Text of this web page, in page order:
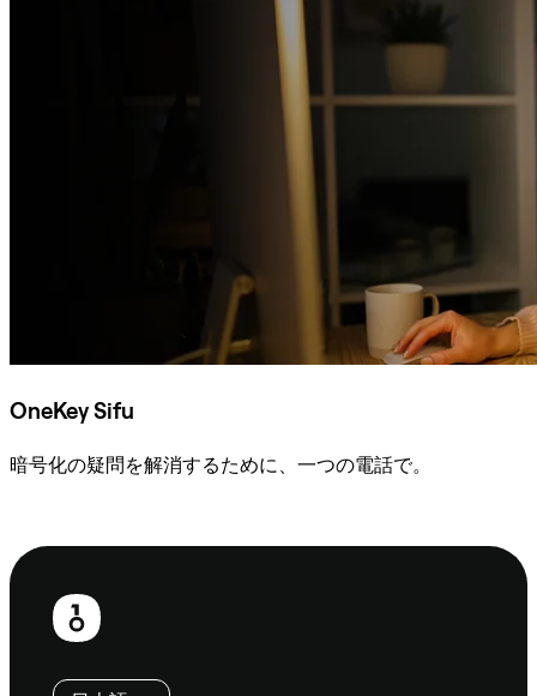
OneKey Sifu
暗号化の疑問を解消するために、一つの電話で。
フ